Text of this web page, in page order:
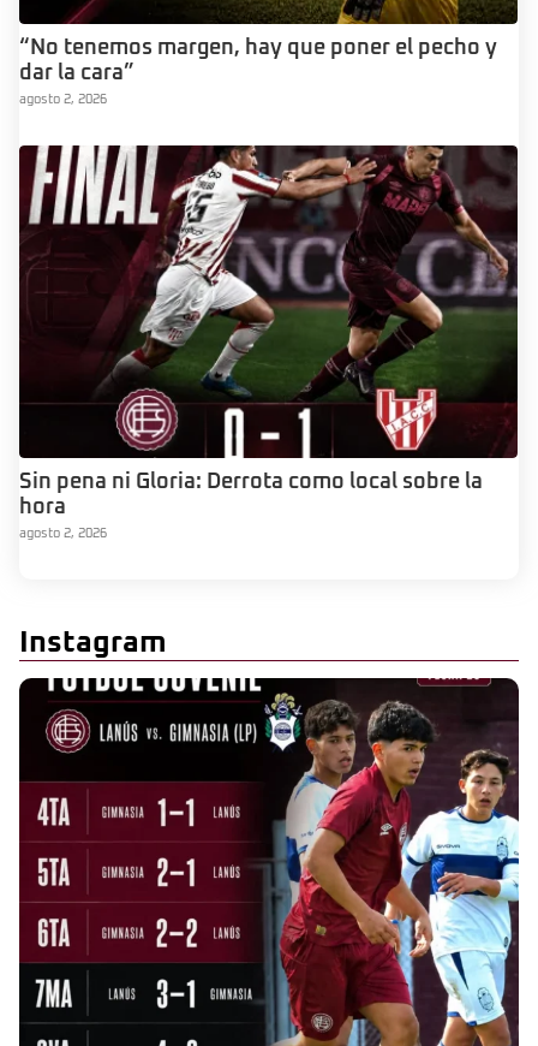
“No tenemos margen, hay que poner el pecho y
dar la cara”
agosto 2, 2026
Sin pena ni Gloria: Derrota como local sobre la
hora
agosto 2, 2026
Instagram